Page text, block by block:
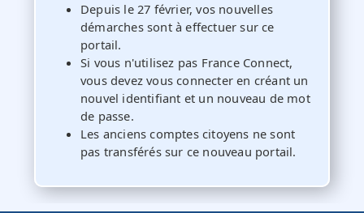
Depuis le 27 février, vos nouvelles
démarches sont à effectuer sur ce
portail.
Si vous n'utilisez pas France Connect,
vous devez vous connecter en créant un
nouvel identifiant et un nouveau de mot
de passe.
Les anciens comptes citoyens ne sont
pas transférés sur ce nouveau portail.